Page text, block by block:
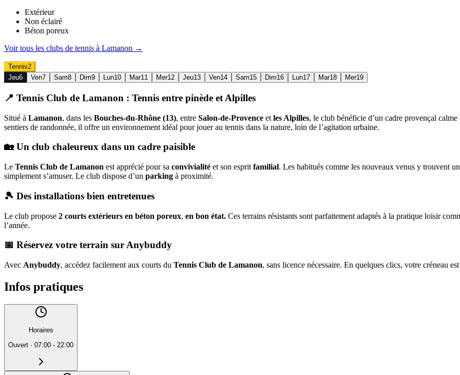
Extérieur
Non éclairé
Béton poreux
Voir tous les clubs de tennis à Lamanon →
Tennis2
Jeu6 Ven7 Sam8 Dim9 Lun10 Mar11 Mer12 Jeu13 Ven14 Sam15 Dim16 Lun17 Mar18 Mer19
📍 Tennis Club de Lamanon : Tennis entre pinède et Alpilles
Situé à Lamanon, dans les Bouches-du-Rhône (13), entre Salon-de-Provence et les Alpilles, le club bénéficie d’un cadre provençal
sentiers de randonnée, il offre un environnement idéal pour jouer au tennis dans la nature, loin de l’agitation urbaine.
🏡 Un club chaleureux dans un cadre paisible
Le Tennis Club de Lamanon est apprécié pour sa convivialité et son esprit familial. Les habitués comme les nouveaux venus y trouvent
simplement s’amuser. Le club dispose d’un parking à proximité.
🎾 Des installations bien entretenues
Le club propose 2 courts extérieurs en béton poreux, en bon état. Ces terrains résistants sont parfaitement adaptés à la pratique loisir
l’année.
📅 Réservez votre terrain sur Anybuddy
Avec Anybuddy, accédez facilement aux courts du Tennis Club de Lamanon, sans licence nécessaire. En quelques clics, votre créneau
Infos pratiques
Horaires
Ouvert · 07:00 - 22:00